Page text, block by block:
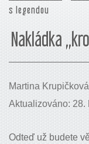
s legendou
Nakládka
Martina
Aktualizováno: 28.
Odteď už budete